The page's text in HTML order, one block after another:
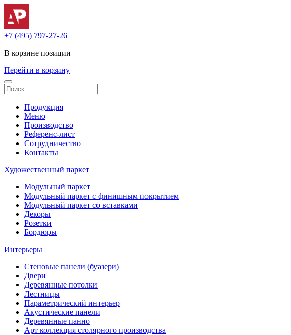
+7 (495) 797-27-26
В корзине позиции
Перейти в корзину
Продукция
Меню
Производство
Референс-лист
Сотрудничество
Контакты
Художественный паркет
Модульный паркет
Модульный паркет с финишным покрытием
Модульный паркет со вставками
Декоры
Розетки
Бордюры
Интерьеры
Стеновые панели (буазери)
Двери
Деревянные потолки
Лестницы
Параметрический интерьер
Акустические панели
Деревянные панно
Арт коллекция столярного производства